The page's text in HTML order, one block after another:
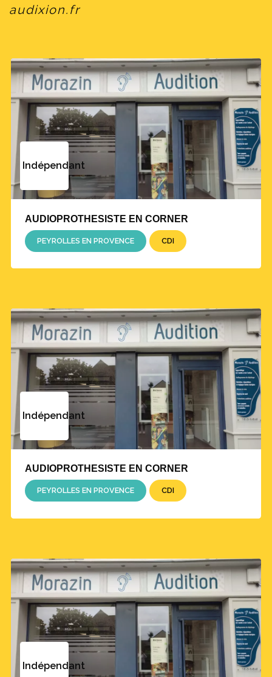
audixion.fr
Indépendant
AUDIOPROTHESISTE EN CORNER
PEYROLLES EN PROVENCE CDI
Indépendant
AUDIOPROTHESISTE EN CORNER
PEYROLLES EN PROVENCE CDI
Indépendant